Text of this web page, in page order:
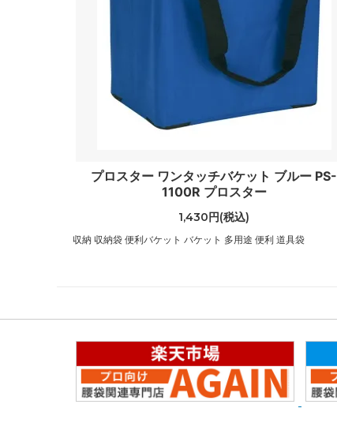
プロスター ワンタッチバケット ブルー PS-
1100R プロスター
1,430円(税込)
収納 収納袋 便利バケット バケット 多用途 便利 道具袋